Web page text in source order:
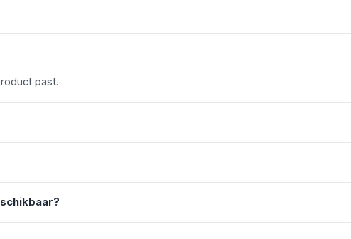
past.